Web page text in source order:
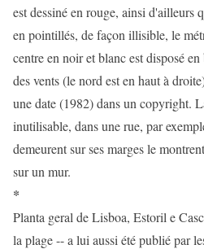
est dessiné en rouge, ainsi d'ailleurs
en pointillés, de façon illisible, le
centre en noir et blanc est disposé
des vents (le nord est en haut à
une date (1982) dans un copyright.
inutilisable, dans une rue, par
demeurent sur ses marges le
sur un mur.
*
Planta geral de Lisboa, Estoril e
la plage -- a lui aussi été publié par